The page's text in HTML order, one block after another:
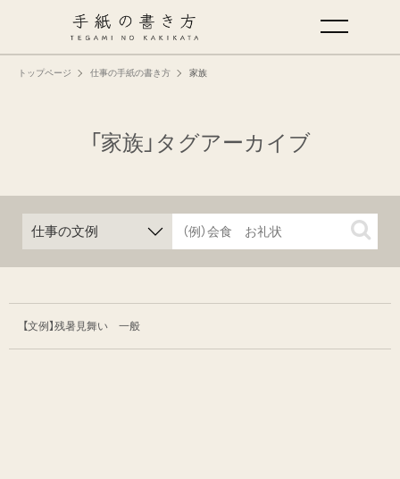
トップページ 仕事の手紙の書き方 家族
「家族」タグアーカイブ
【文例】残暑見舞い 一般
手紙の基本
仕事の手紙の書き方
特集
ミドリオフィシャルサイト